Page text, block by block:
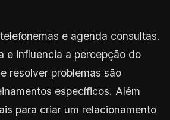
e agenda consultas.
e influencia a percepção do
resolver problemas são
específicos. Além
para criar um relacionamento